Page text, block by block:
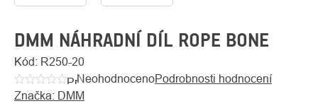
DMM NÁHRADNÍ DÍL ROPE BONE
Kód: R250-20
Průměrné
hodnocení
NeohodnocenoPodrobnosti hodnocení
Značka: DMM